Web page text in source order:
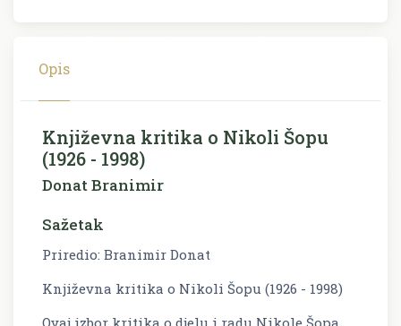
Opis
Književna kritika o Nikoli Šopu
(1926 - 1998)
Donat Branimir
Sažetak
Priredio: Branimir Donat
Književna kritika o Nikoli Šopu (1926 - 1998)